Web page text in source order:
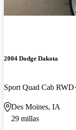
2004 Dodge Dakota
Sport Quad Cab RWD
Des Moines, IA
29 millas